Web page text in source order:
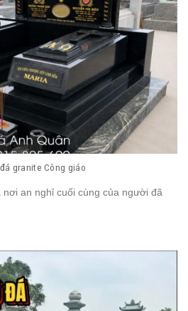
granite Công giáo
nơi an nghỉ cuối cùng của người đã